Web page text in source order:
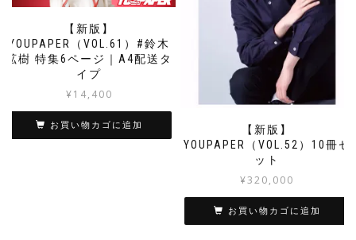
【新版】
YOUPAPER（VOL.61）#鈴木
拡樹 特集6ページ｜A4配送タ
イプ
¥14,400
お買い物カゴに追加
【新版】
YOUPAPER（VOL.52）10冊セ
ット
¥320,000
お買い物カゴに追加